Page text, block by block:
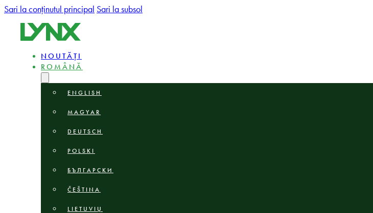
Sari la conținutul principal Sari la subsol
NOUTĂȚI
ROMÂNĂ
ENGLISH
MAGYAR
DEUTSCH
POLSKI
БЪЛГАРСКИ
ČEŠTINA
LIETUVIŲ